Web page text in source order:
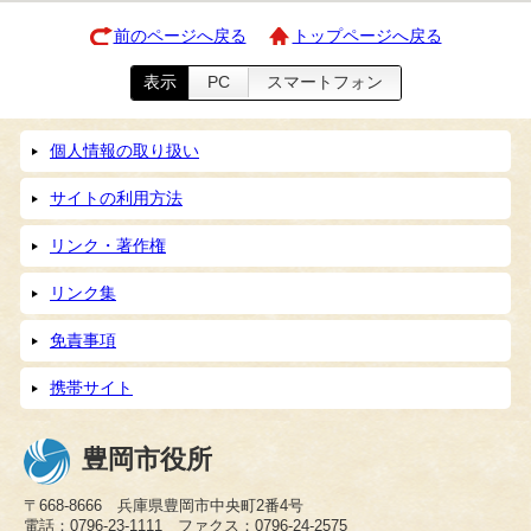
前のページへ戻る トップページへ戻る
表示 PC スマートフォン
個人情報の取り扱い
サイトの利用方法
リンク・著作権
リンク集
免責事項
携帯サイト
豊岡市役所
〒668-8666 兵庫県豊岡市中央町2番4号
電話：0796-23-1111 ファクス：0796-24-2575